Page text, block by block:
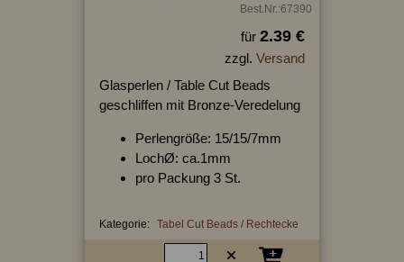
Best.Nr.:67390
für 2.39 €
zzgl. Versand
Glasperlen / Table Cut Beads
geschliffen mit Bronze-Veredelung
Perlengröße: 15/15/7mm
LochØ: ca.1mm
pro Packung 3 St.
Kategorie: Tabel Cut Beads / Rechtecke